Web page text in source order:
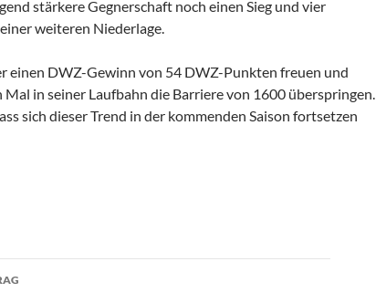
stärkere Gegnerschaft noch einen Sieg und vier
weiteren Niederlage.
einen DWZ-Gewinn von 54 DWZ-Punkten freuen und
in seiner Laufbahn die Barriere von 1600 überspringen.
sich dieser Trend in der kommenden Saison fortsetzen